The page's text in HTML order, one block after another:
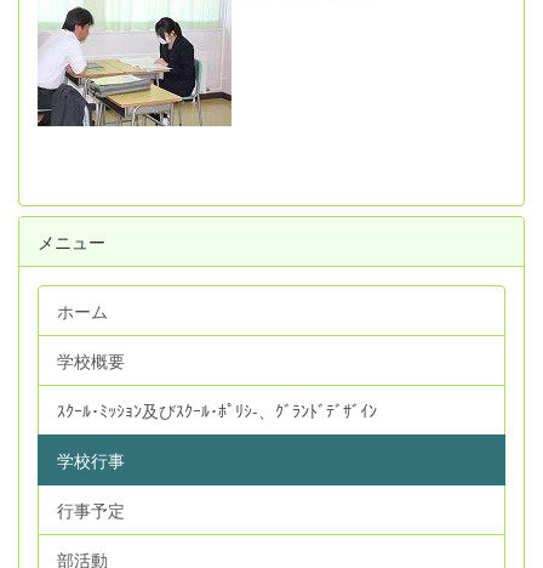
メニュー
ホーム
学校概要
ｽｸｰﾙ･ﾐｯｼｮﾝ及びｽｸｰﾙ･ﾎﾟﾘｼ‐、ｸﾞﾗﾝﾄﾞﾃﾞｻﾞｲﾝ
学校行事
行事予定
部活動